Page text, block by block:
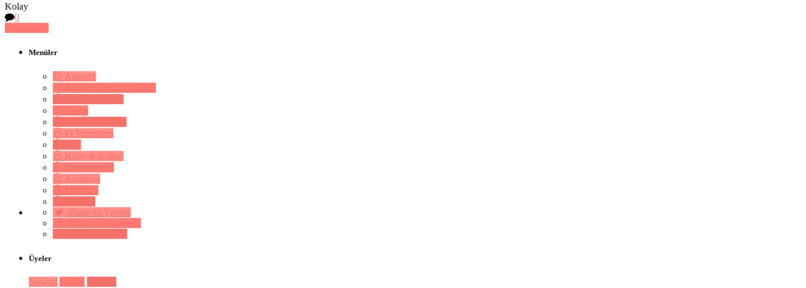
Kolay
0
Menüler
Aperatif
Et Yemekleri
Köfte & Kebap
Kurabiye
Share on Twitter
Üyeler
Newest